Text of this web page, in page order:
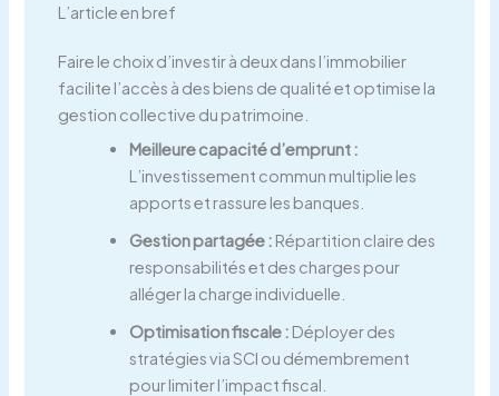
L’article en bref
Faire le choix d’investir à deux dans l’immobilier
facilite l’accès à des biens de qualité et optimise la
gestion collective du patrimoine.
Meilleure capacité d’emprunt :
L’investissement commun multiplie les
apports et rassure les banques.
Gestion partagée : Répartition claire des
responsabilités et des charges pour
alléger la charge individuelle.
Optimisation fiscale : Déployer des
stratégies via SCI ou démembrement
pour limiter l’impact fiscal.